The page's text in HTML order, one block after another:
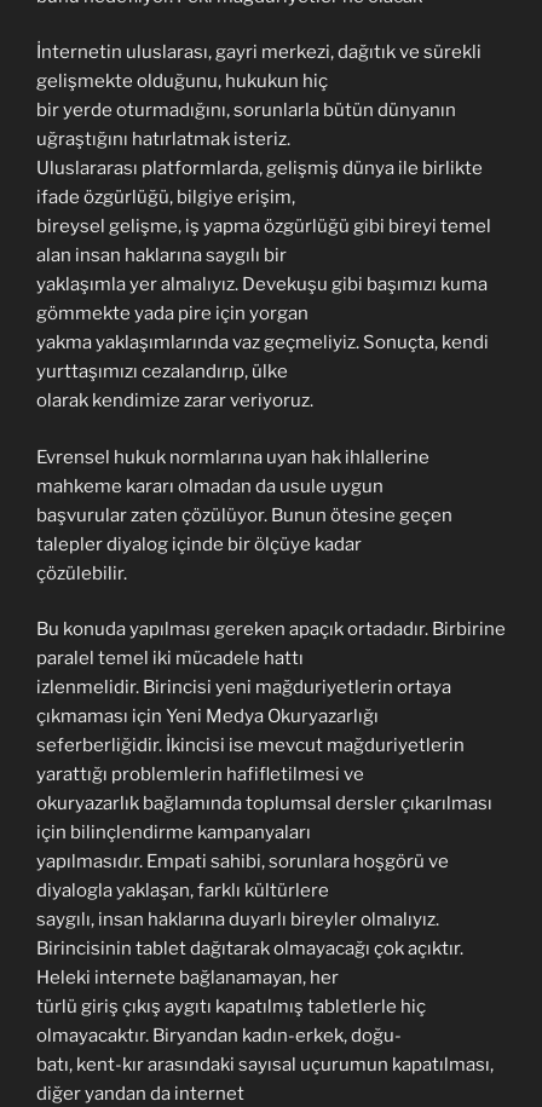
İnternetin uluslarası, gayri merkezi, dağıtık ve sürekli
gelişmekte olduğunu, hukukun hiç
bir yerde oturmadığını, sorunlarla bütün dünyanın
uğraştığını hatırlatmak isteriz.
Uluslararası platformlarda, gelişmiş dünya ile birlikte
ifade özgürlüğü, bilgiye erişim,
bireysel gelişme, iş yapma özgürlüğü gibi bireyi temel
alan insan haklarına saygılı bir
yaklaşımla yer almalıyız. Devekuşu gibi başımızı kuma
gömmekte yada pire için yorgan
yakma yaklaşımlarında vaz geçmeliyiz. Sonuçta, kendi
yurttaşımızı cezalandırıp, ülke
olarak kendimize zarar veriyoruz.
Evrensel hukuk normlarına uyan hak ihlallerine
mahkeme kararı olmadan da usule uygun
başvurular zaten çözülüyor. Bunun ötesine geçen
talepler diyalog içinde bir ölçüye kadar
çözülebilir.
Bu konuda yapılması gereken apaçık ortadadır. Birbirine
paralel temel iki mücadele hattı
izlenmelidir. Birincisi yeni mağduriyetlerin ortaya
çıkmaması için Yeni Medya Okuryazarlığı
seferberliğidir. İkincisi ise mevcut mağduriyetlerin
yarattığı problemlerin hafifletilmesi ve
okuryazarlık bağlamında toplumsal dersler çıkarılması
için bilinçlendirme kampanyaları
yapılmasıdır. Empati sahibi, sorunlara hoşgörü ve
diyalogla yaklaşan, farklı kültürlere
saygılı, insan haklarına duyarlı bireyler olmalıyız.
Birincisinin tablet dağıtarak olmayacağı çok açıktır.
Heleki internete bağlanamayan, her
türlü giriş çıkış aygıtı kapatılmış tabletlerle hiç
olmayacaktır. Biryandan kadın-erkek, doğu-
batı, kent-kır arasındaki sayısal uçurumun kapatılması,
diğer yandan da internet